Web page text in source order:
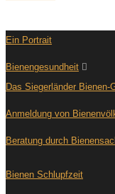
Ein Portrait
Bienengesundheit
Das Siegerländer
Anmeldung von
Beratung durch
Bienen Schlupfzeit